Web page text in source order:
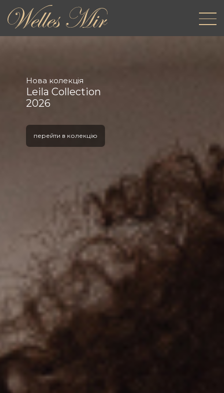
Нова колекція
Leila Collection
2026
перейти в колекцію